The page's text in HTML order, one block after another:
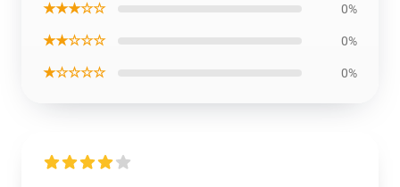
★★★☆☆ 0%
★★☆☆☆ 0%
★☆☆☆☆ 0%